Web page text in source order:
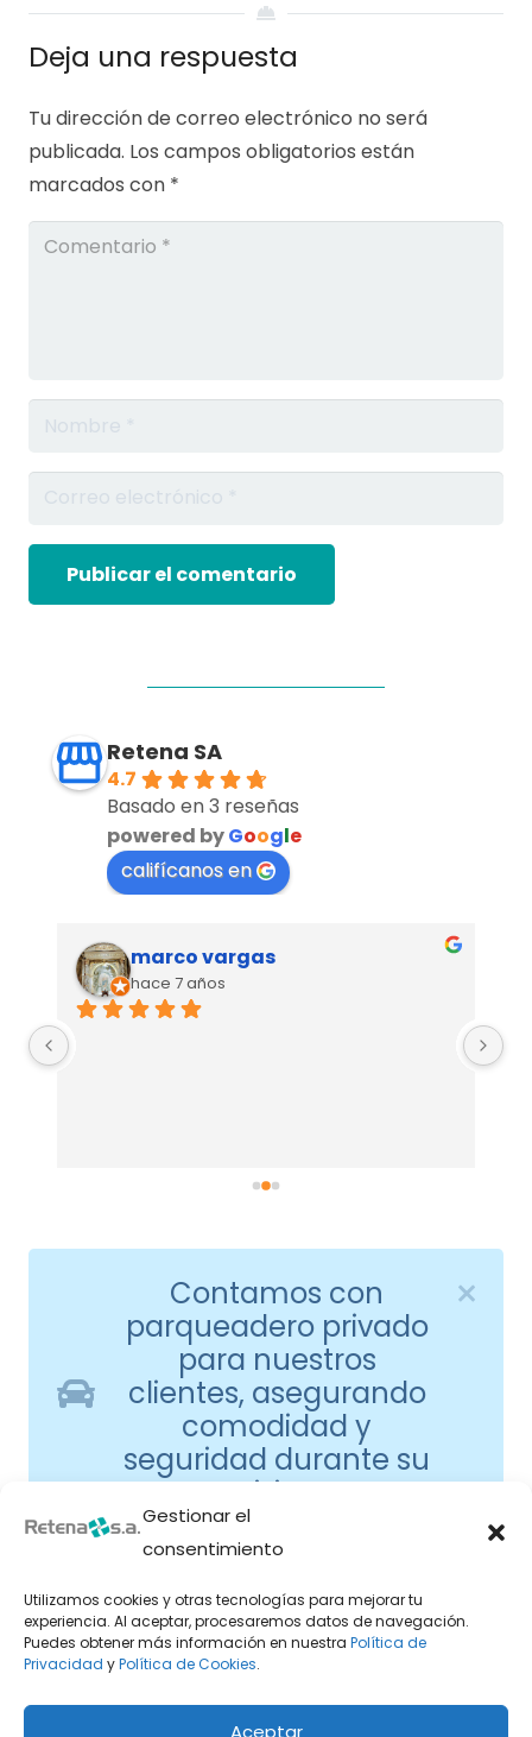
Gestionar el
consentimiento
Utilizamos cookies y otras tecnologías para mejorar tu
experiencia. Al aceptar, procesaremos datos de navegación.
Puedes obtener más información en nuestra Política de
Privacidad yPolítica de Cookies.
Aceptar
Deja una respuesta
Tu dirección de correo electrónico no será
publicada. Los campos obligatorios están
marcados con *
Publicar el comentario
Retena SA
4.7
Basado en 3 reseñas
powered byGoogle
califícanos en
marco vargas
hace 7 años
Contamos con
parqueadero privado
para nuestros
clientes, asegurando
comodidad y
seguridad durante su
visita.